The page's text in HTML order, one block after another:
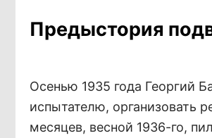
Предыстория
Осенью 1935 года Георгий
испытателю, организовать
месяцев, весной 1936-го,